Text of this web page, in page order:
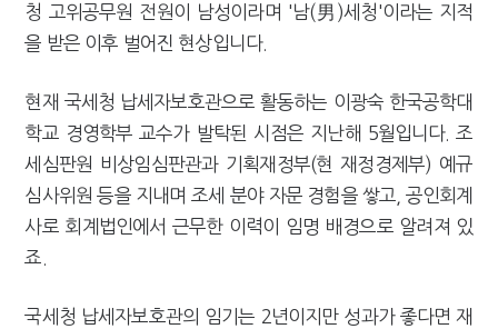
청 고위공무원 전원이 남성이라며 '남(男)세청'이라는 지적
을 받은 이후 벌어진 현상입니다.
현재 국세청 납세자보호관으로 활동하는 이광숙 한국공학대
학교 경영학부 교수가 발탁된 시점은 지난해 5월입니다. 조
세심판원 비상임심판관과 기획재정부(현 재정경제부) 예규
심사위원 등을 지내며 조세 분야 자문 경험을 쌓고, 공인회계
사로 회계법인에서 근무한 이력이 임명 배경으로 알려져 있
죠.
국세청 납세자보호관의 임기는 2년이지만 성과가 좋다면 재